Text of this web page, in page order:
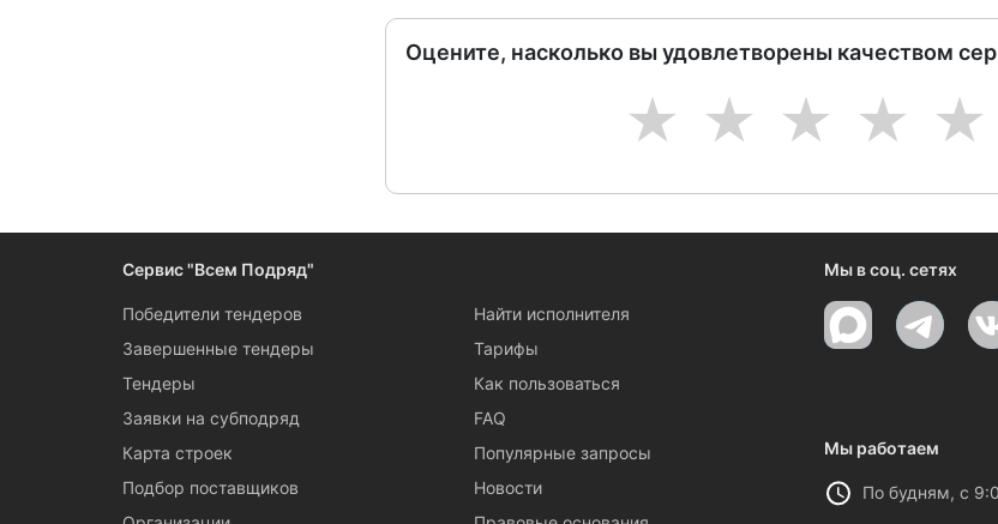
Оцените, насколько вы удовлетворены качеством
5
4
3
2
1
Сервис "Всем Подряд"
Победители тендеров
Завершенные тендеры
Тендеры
Заявки на субподряд
Карта строек
Подбор поставщиков
Найти исполнителя
Тарифы
Как пользоваться
FAQ
Популярные запросы
Новости
Мы в соц. сетях
Мы работаем
По будням, с